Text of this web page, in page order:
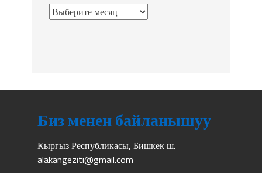
Биз менен байланышуу
Кыргыз Республикасы, Бишкек ш.
alakangeziti@gmail.com